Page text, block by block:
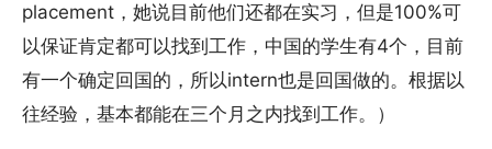
placement，她说目前他们还都在实习，但是100%可
以保证肯定都可以找到工作，中国的学生有4个，目前
有一个确定回国的，所以intern也是回国做的。根据以
往经验，基本都能在三个月之内找到工作。）